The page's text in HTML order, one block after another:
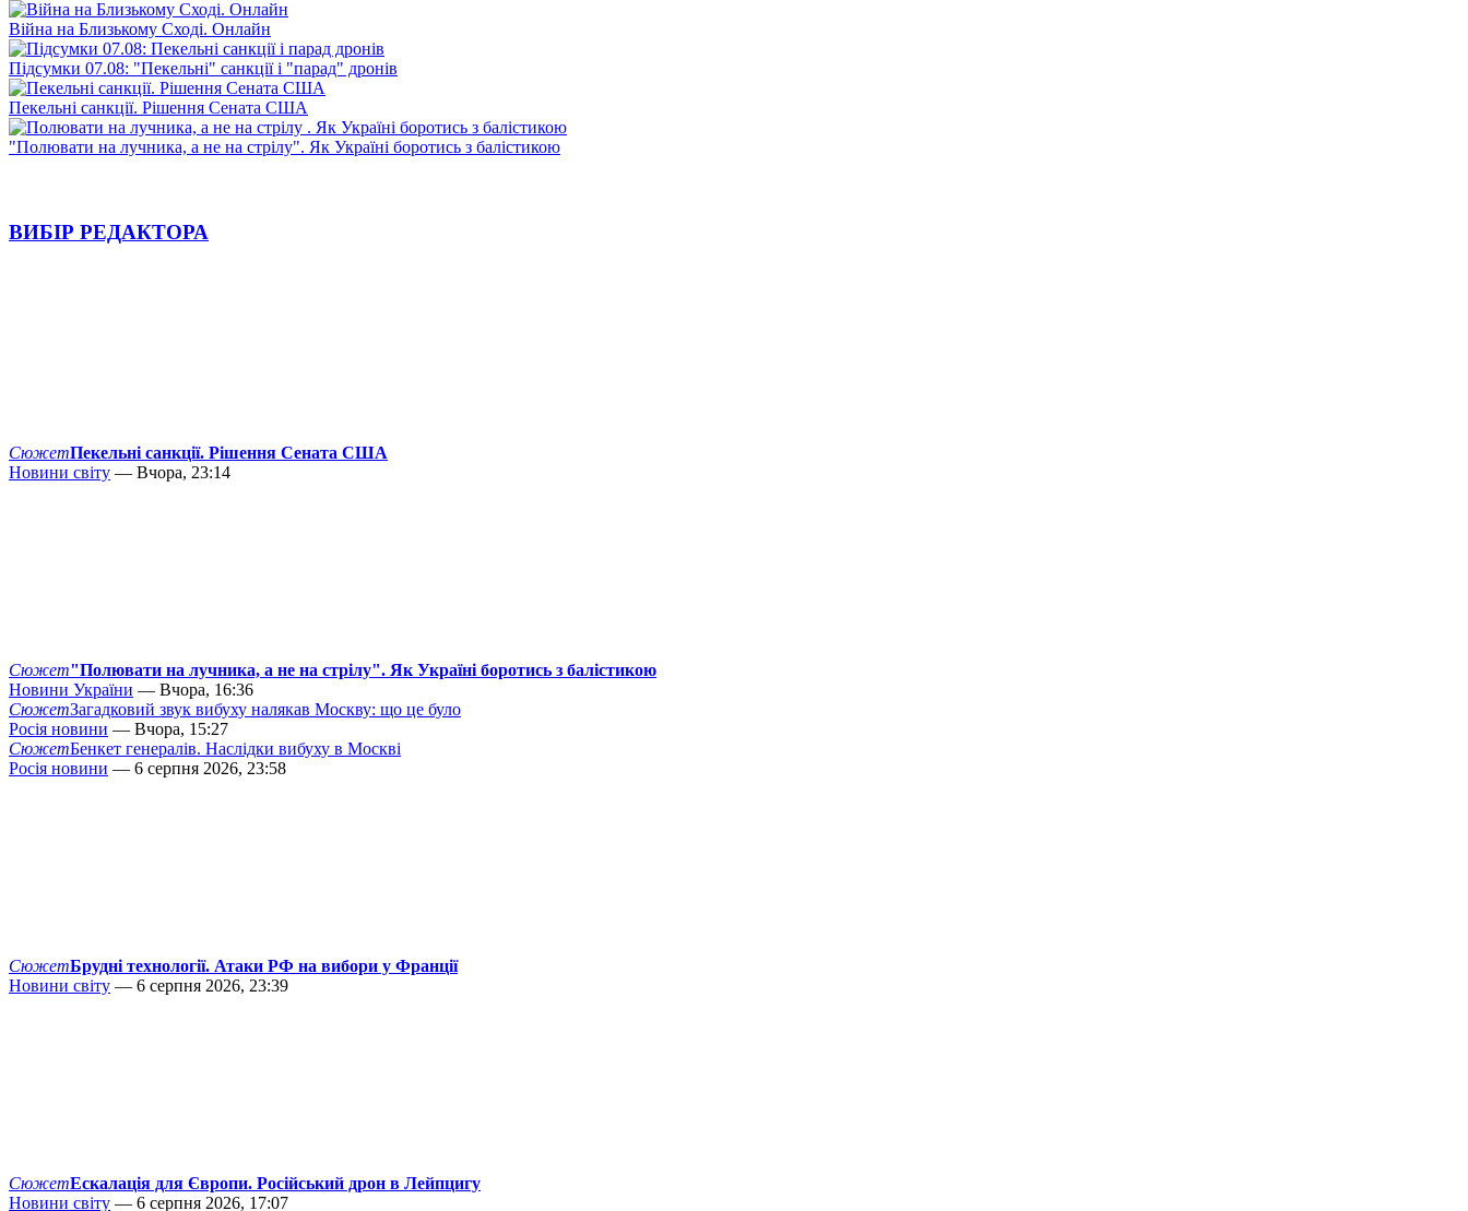
Війна на Близькому Сході. Онлайн
Підсумки 07.08: "Пекельні" санкції і "парад" дронів
Пекельні санкції. Рішення Сената США
"Полювати на лучника, а не на стрілу". Як Україні боротись з балістикою
ВИБІР РЕДАКТОРА
СюжетПекельні санкції. Рішення Сената США
Новини світу — Вчора, 23:14
Сюжет"Полювати на лучника, а не на стрілу". Як Україні боротись з балістикою
Новини України — Вчора, 16:36
СюжетЗагадковий звук вибуху налякав Москву: що це було
Росія новини — Вчора, 15:27
СюжетБенкет генералів. Наслідки вибуху в Москві
Росія новини — 6 серпня 2026, 23:58
СюжетБрудні технології. Атаки РФ на вибори у Франції
Новини світу — 6 серпня 2026, 23:39
СюжетЕскалація для Європи. Російський дрон в Лейпцигу
Новини світу — 6 серпня 2026, 17:07